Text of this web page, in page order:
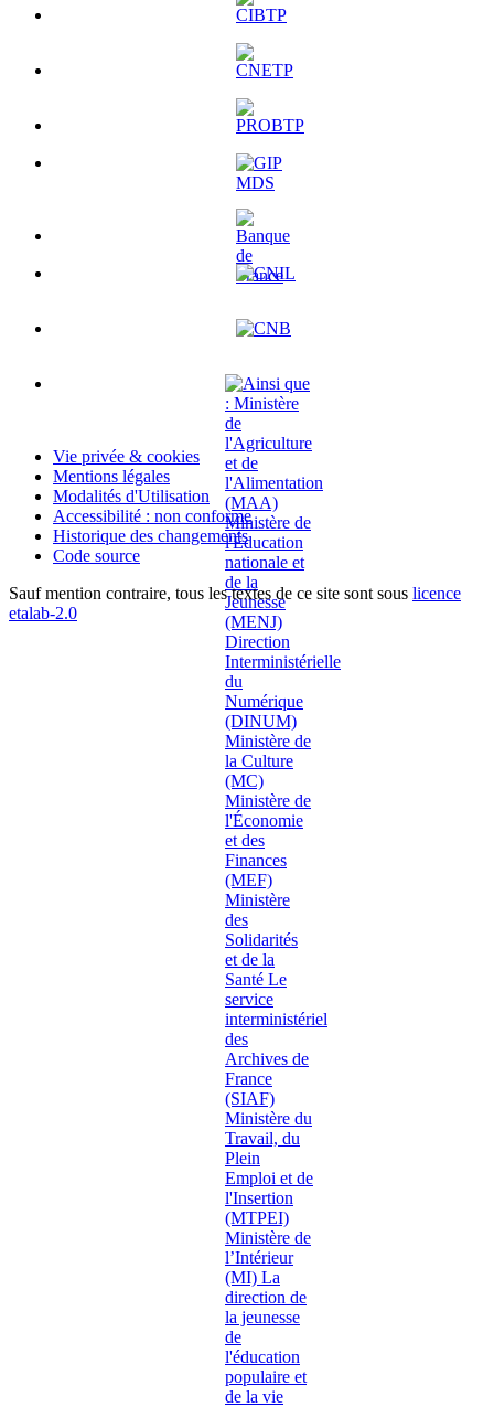
Vie privée & cookies
Mentions légales
Modalités d'Utilisation
Accessibilité : non conforme
Historique des changements
Code source
Sauf mention contraire, tous les textes de ce site sont sous licence
etalab-2.0